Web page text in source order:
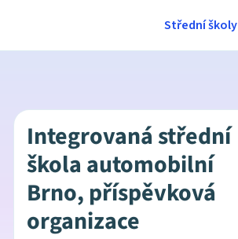
Střední školy
Integrovaná střední
škola automobilní
Brno, příspěvková
organizace